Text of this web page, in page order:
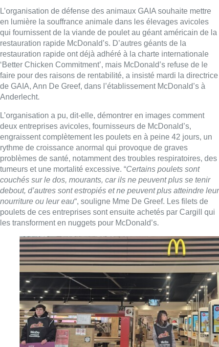
engraissent complètement les poulets en à peine 42 jours, un
rythme de croissance anormal qui provoque de graves
problèmes de santé, notamment des troubles respiratoires, des
tumeurs et une mortalité excessive. “Certains poulets sont
couchés sur le dos, mourants, car ils ne peuvent plus se tenir
debout, d’autres sont estropiés et ne peuvent plus atteindre leur
nourriture ou leur eau“, souligne Mme De Greef. Les filets de
poulets de ces entreprises sont ensuite achetés par Cargill qui
les transforment en nuggets pour McDonald’s.
BELGA PHOTO TIMON RAMBOER
GAIA a ainsi dévoilé mardi les images tournées en caméra
cachée dans plusieurs élevages français fournisseurs de
McDonald’s Belgique.
► Lire aussi | “Capitale de la honte”, Gaia détourne le drapeau
bruxellois contre l’abattage sans étourdissement